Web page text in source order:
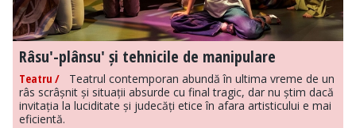
Râsu'-plânsu' și tehnicile de manipulare
Teatru / Teatrul contemporan abundă în ultima vreme de un
râs scrâșnit și situații absurde cu final tragic, dar nu știm dacă
invitația la luciditate și judecăți etice în afara artisticului e mai
eficientă.